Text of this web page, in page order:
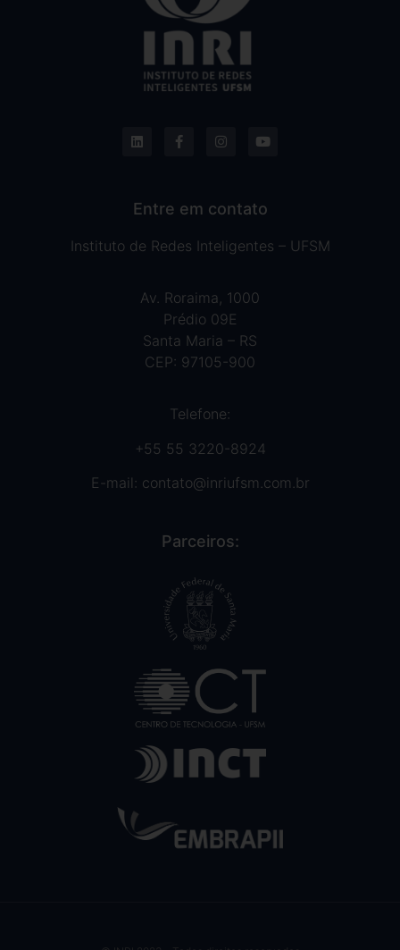
Entre em contato
Instituto de Redes Inteligentes – UFSM
Av. Roraima, 1000
Prédio 09E
Santa Maria – RS
CEP: 97105-900
Telefone:
+55 55 3220-8924
E-mail: contato@inriufsm.com.br
Parceiros: